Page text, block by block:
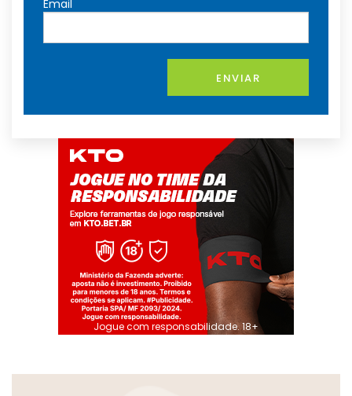
Email
ENVIAR
Jogue com responsabilidade. 18+